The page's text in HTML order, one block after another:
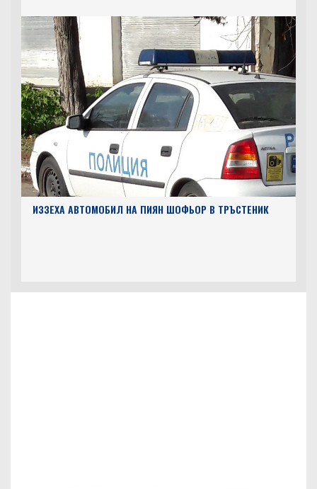
ИЗЗЕХА АВТОМОБИЛ НА ПИЯН ШОФЬОР В ТРЪСТЕНИК